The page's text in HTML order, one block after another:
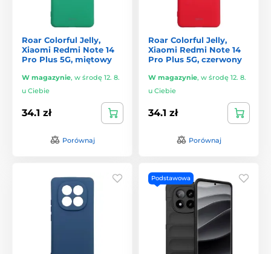
Roar Colorful Jelly,
Xiaomi Redmi Note 14
Pro Plus 5G, miętowy
W magazynie, w środę 12. 8.
u Ciebie
34.1 zł
Porównaj
Roar Colorful Jelly,
Xiaomi Redmi Note 14
Pro Plus 5G, czerwony
W magazynie, w środę 12. 8.
u Ciebie
34.1 zł
Porównaj
Podstawowa